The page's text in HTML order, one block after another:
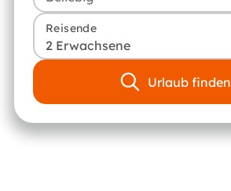
Reisende
2 Erwachsene
Urlaub finden